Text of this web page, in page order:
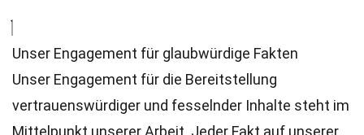
Unser Engagement für glaubwürdige Fakten
Unser Engagement für die Bereitstellung
vertrauenswürdiger und fesselnder Inhalte steht im
Mittelpunkt unserer Arbeit. Jeder Fakt auf unserer